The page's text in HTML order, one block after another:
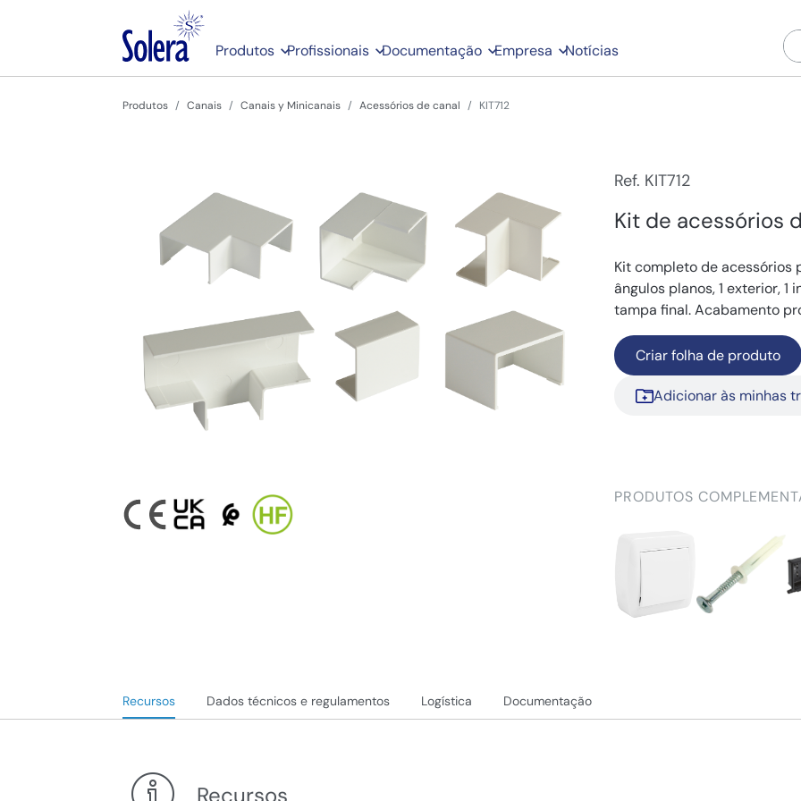
Produtos Profissionais Documentação Empresa Notícias
Produtos Canais Canais y Minicanais Acessórios de canal KIT712
Ref. KIT712
Kit de acessórios
Kit completo de acessórios
ângulos planos, 1 exterior, 1
tampa final. Acabamento
Criar folha de produto
Adicionar às minhas
PRODUTOS
Recursos Dados técnicos e regulamentos Logística Documentação
Recursos